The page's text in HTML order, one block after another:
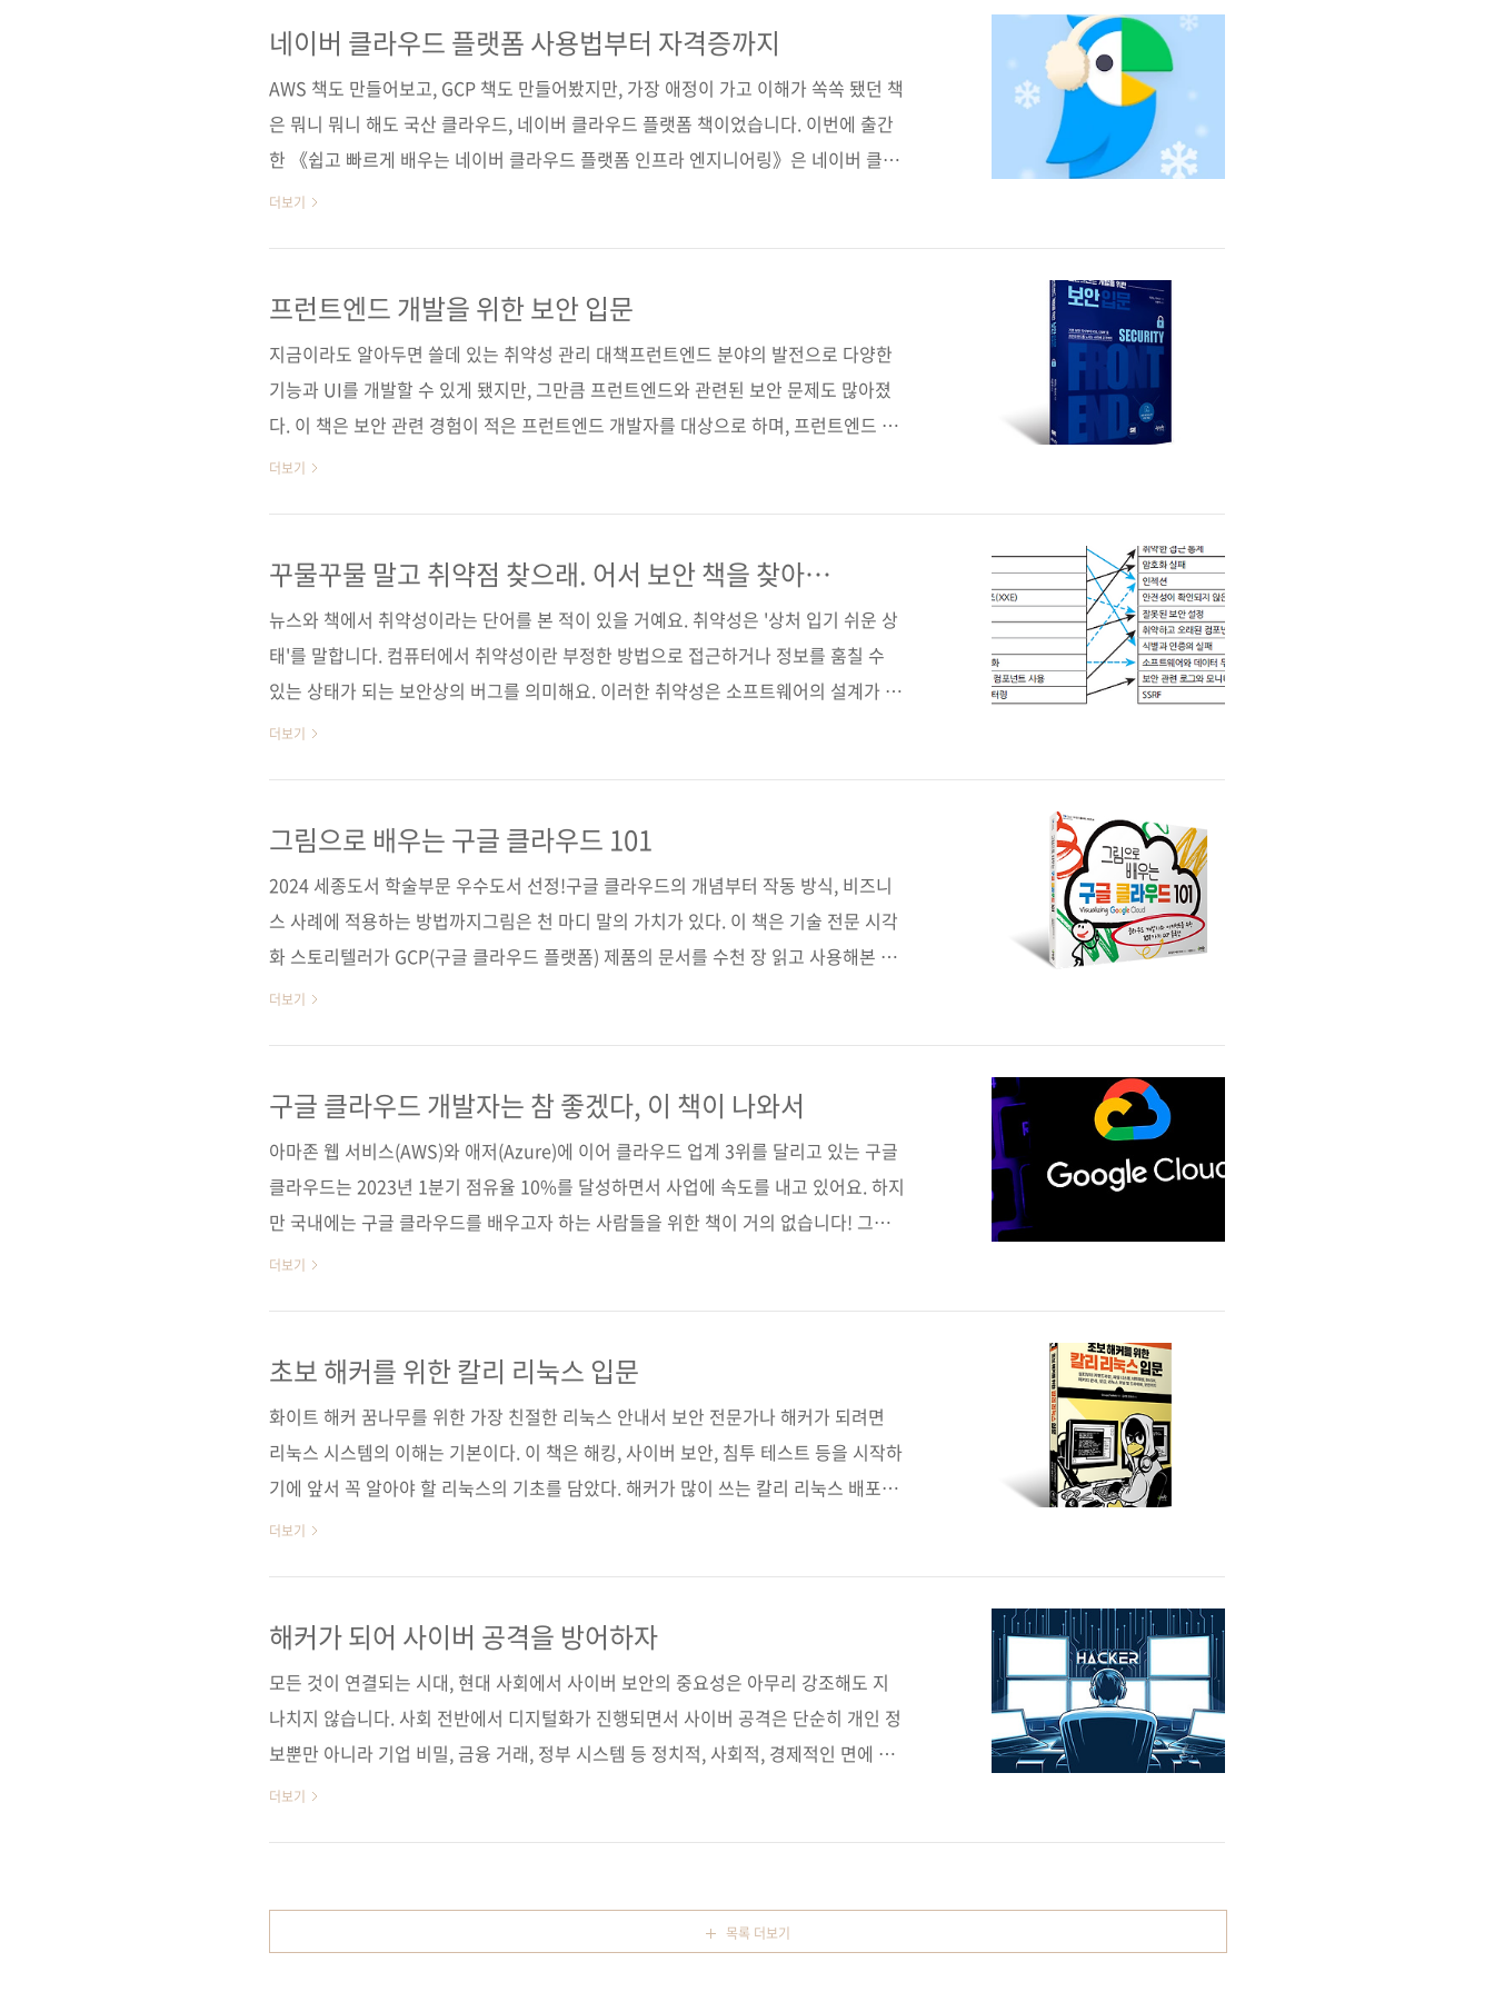
플랫폼만의 확실한 장점이다. 서버와 네트워크, 데이터베이스, 보안은 물론 AI까지 직
꿀 수 있게 했다. IT 전공이 아니어도, ..
네이버 클라우드 플랫폼 사용법부터 자격증까지
AWS 책도 만들어보고, GCP 책도 만들어봤지만, 가장 애정이 가고 이해가 쏙쏙 됐던 책
은 뭐니 뭐니 해도 국산 클라우드, 네이버 클라우드 플랫폼 책이었습니다. 이번에 출간
한 《쉽고 빠르게 배우는 네이버 클라우드 플랫폼 인프라 엔지니어링》은 네이버 클라
우드가 직접 집필한 첫 공식 가이드입니다. 단순히 서비스 기능을 나열하는 책이 아니
데 막상 시작하려고 하면 대부분 해외 플랫폼 기준 설명이 중심입니다. 국내 규제 환경,
의 연계성처럼 실무에서 바로 체..
더보기
프런트엔드 개발을 위한 보안 입문
지금이라도 알아두면 쓸데 있는 취약성 관리 대책프런트엔드 분야의 발전으로 다양한
기능과 UI를 개발할 수 있게 됐지만, 그만큼 프런트엔드와 관련된 보안 문제도 많아졌
다. 이 책은 보안 관련 경험이 적은 프런트엔드 개발자를 대상으로 하며, 프런트엔드 보
안 이슈, 취약성을 갖는 구조와 대책을 그림과 코드로 쉽게 이해할 수 있도록 구성했다.
식을 빠르게 습득해보자. 도서 구매 사이트(가나다순) [교보문고] [도서11번가] [알라
북스] [리디..
더보기
꾸물꾸물 말고 취약점 찾으래. 어서 보안 책을 찾아
활용해보래
뉴스와 책에서 취약성이라는 단어를 본 적이 있을 거예요. 취약성은 '상처 입기 쉬운 상
태'를 말합니다. 컴퓨터에서 취약성이란 부정한 방법으로 접근하거나 정보를 훔칠 수
있는 상태가 되는 보안상의 버그를 의미해요. 이러한 취약성은 소프트웨어의 설계가 불
충분하거나 기술적인 실수로 인해 발생합니다. 안전한 소프트웨어를 개발하려면 설계
를 정리한 순위예요. OWASP Top10은 여러 해에 걸쳐 업데이트되고 있어요. 최신 버
문제', 'SSRF(server-..
더보기
그림으로 배우는 구글 클라우드 101
2024 세종도서 학술부문 우수도서 선정!구글 클라우드의 개념부터 작동 방식, 비즈니
스 사례에 적용하는 방법까지그림은 천 마디 말의 가치가 있다. 이 책은 기술 전문 시각
화 스토리텔러가 GCP(구글 클라우드 플랫폼) 제품의 문서를 수천 장 읽고 사용해본 경
험을 한 장 크기의 시각화 자료들로 요약한 책이다. 스토리지와 같은 기본 IT 운영부터
트럭처, 스토리지, 데이터베이스, 데이터 분석, 애플리케이션 개발과 현대화, 네트워킹,
구매 사이트(가나다순) [..
더보기
구글 클라우드 개발자는 참 좋겠다, 이 책이 나와서
아마존 웹 서비스(AWS)와 애저(Azure)에 이어 클라우드 업계 3위를 달리고 있는 구글
클라우드는 2023년 1분기 점유율 10%를 달성하면서 사업에 속도를 내고 있어요. 하지
만 국내에는 구글 클라우드를 배우고자 하는 사람들을 위한 책이 거의 없습니다! 그래
서 구글 클라우드 개론서를 오매불망 기다리던 사람들을 위해 이 책을 출간했습니다.
장을 읽고 거의 모든 구글 클라우드 제품을 사용해본 경험을 이 책에서 한 장 크기의 시
익히고 싶은 사람들에게 ..
더보기
초보 해커를 위한 칼리 리눅스 입문
화이트 해커 꿈나무를 위한 가장 친절한 리눅스 안내서 보안 전문가나 해커가 되려면
리눅스 시스템의 이해는 기본이다. 이 책은 해킹, 사이버 보안, 침투 테스트 등을 시작하
기에 앞서 꼭 알아야 할 리눅스의 기초를 담았다. 해커가 많이 쓰는 칼리 리눅스 배포판
으로 실습하므로, 해킹의 기초를 학습하고 다음 단계로 넘어가기에 적합하다. 이 책으
사] [인터파크] [쿠팡] 전자책 구매 사이트(가나다순) [교보문고] [구글북스] [리디북스]
더보기
해커가 되어 사이버 공격을 방어하자
모든 것이 연결되는 시대, 현대 사회에서 사이버 보안의 중요성은 아무리 강조해도 지
나치지 않습니다. 사회 전반에서 디지털화가 진행되면서 사이버 공격은 단순히 개인 정
보뿐만 아니라 기업 비밀, 금융 거래, 정부 시스템 등 정치적, 사회적, 경제적인 면에 모
두 영향을 미치고 있습니다. 개인 정보 유출에서 시작해, 기업에 경제적 손실을 가하고,
야 합니다. 보이지 않는 곳에서 안전을 지키는 든든한 뒷모습! OccupyTheWeb은
더보기
목록 더보기